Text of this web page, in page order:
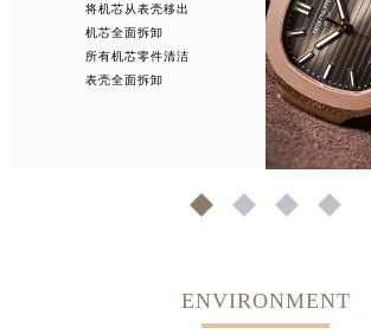
将机芯从表壳移出
机芯全面拆卸
所有机芯零件清洁
表壳全面拆卸
1 2 3 4
ENVIRONMENT